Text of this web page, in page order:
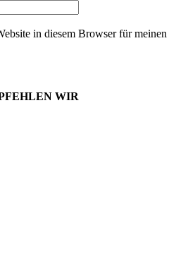
in diesem Browser für meinen
WIR